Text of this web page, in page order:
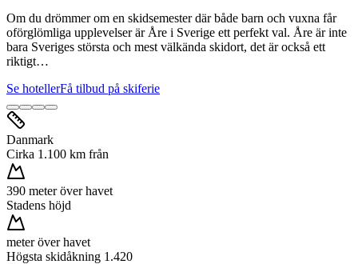
Om du drömmer om en skidsemester där både barn och vuxna får
oförglömliga upplevelser är Åre i Sverige ett perfekt val. Åre är inte
bara Sveriges största och mest välkända skidort, det är också ett
riktigt…
Se hotellerFå tilbud på skiferie
Danmark
Cirka 1.100 km från
390 meter över havet
Stadens höjd
meter över havet
Högsta skidåkning 1.420